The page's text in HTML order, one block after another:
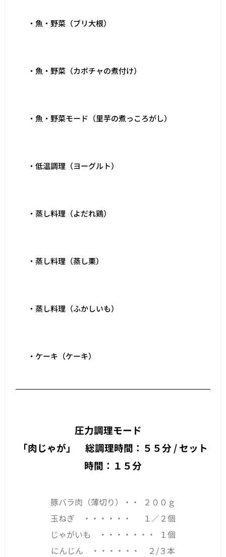
・魚・野菜（ブリ大根）
・魚・野菜（カボチャの煮付け）
・魚・野菜モード（里芋の煮っころがし）
・低温調理（ヨーグルト）
・蒸し料理（よだれ鶏）
・蒸し料理（蒸し栗）
・蒸し料理（ふかしいも）
・ケーキ（ケーキ）
圧力調理モード
「肉じゃが」 総調理時間：５５分 / セット
時間：１５分
豚バラ肉（薄切り）・・ ２００ｇ
玉ねぎ ・・・・・・ １／２個
じゃがいも ・・・・・・・ １個
にんじん ・・・・・・ ２/３本